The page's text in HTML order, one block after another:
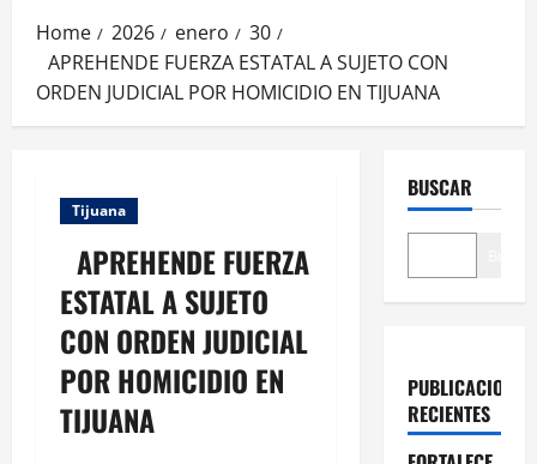
Home 2026 enero
30
APREHENDE FUERZA ESTATAL A SUJETO CON
ORDEN JUDICIAL POR HOMICIDIO EN TIJUANA
Tijuana
APREHENDE FUERZA
ESTATAL A SUJETO
CON ORDEN JUDICIAL
POR HOMICIDIO EN
TIJUANA
BUSCAR
PUBLICACIONES
RECIENTES